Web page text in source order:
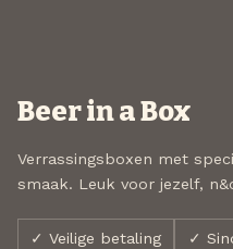
Beer in a Box
Verrassingsboxen met
smaak. Leuk voor jezelf,
✓ Veilige betaling ✓